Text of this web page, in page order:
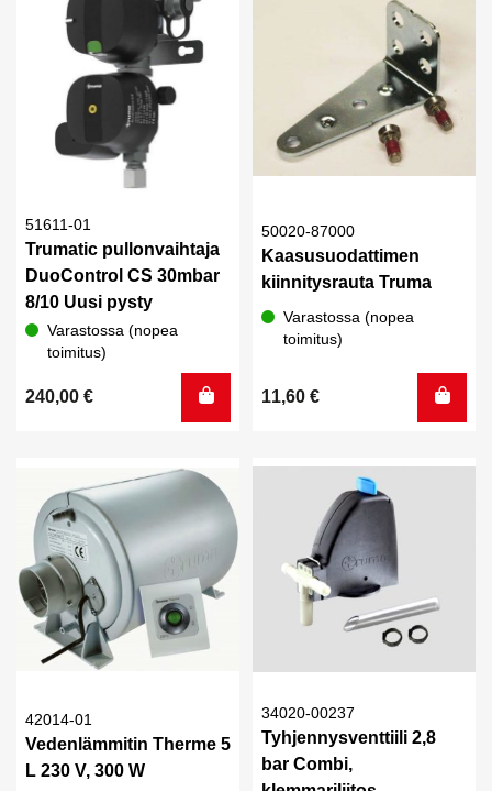
51611-01
Trumatic pullonvaihtaja
DuoControl CS 30mbar
8/10 Uusi pysty
Varastossa (nopea
toimitus)
240,00 €
50020-87000
Kaasusuodattimen
kiinnitysrauta Truma
Varastossa (nopea
toimitus)
11,60 €
42014-01
Vedenlämmitin Therme 5
L 230 V, 300 W
34020-00237
Tyhjennysventtiili 2,8
bar Combi,